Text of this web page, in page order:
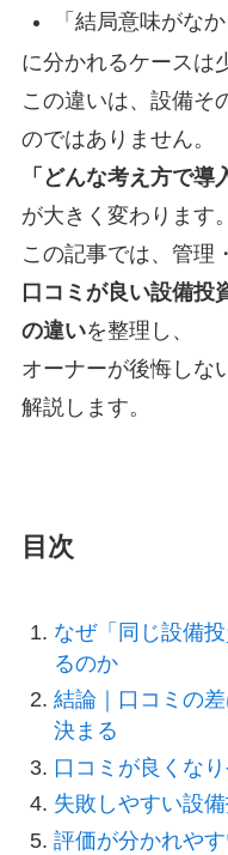
「結局意味がな
に分かれるケースは
この違いは、設備そ
のではありません。
「どんな考え方で導
が大きく変わります。
この記事では、管理
口コミが良い設備投
の違いを整理し、
オーナーが後悔しな
解説します。
目次
なぜ「同じ設備
るのか
結論｜口コミの
決まる
口コミが良くな
失敗しやすい設
評価が分かれや